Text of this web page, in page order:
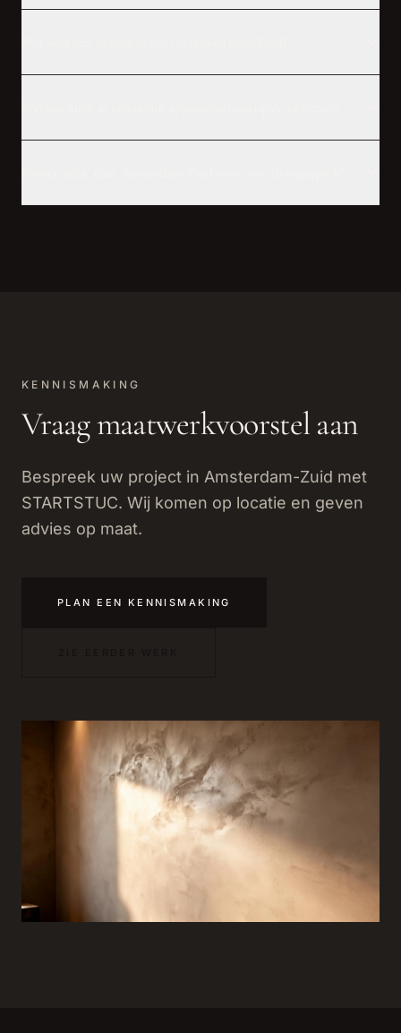
KENNISMAKING
Vraag maatwerkvoorstel aan
Bespreek uw project in Amsterdam-Zuid met
STARTSTUC. Wij komen op locatie en geven
advies op maat.
PLAN EEN KENNISMAKING